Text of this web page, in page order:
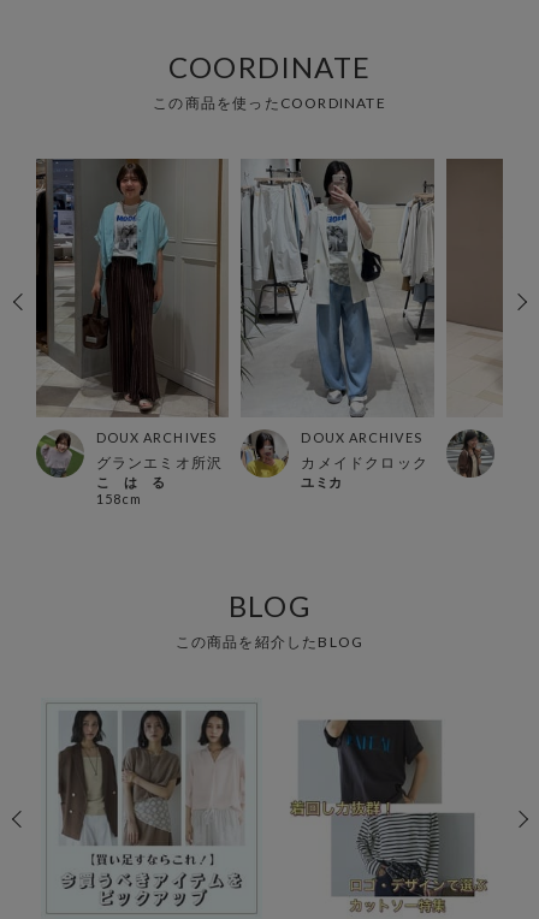
COORDINATE
この商品を使ったCOORDINATE
DOUX ARCHIVES
グランエミオ所沢
こ は る
158cm
DOUX ARCHIVES
カメイドクロック
ユミカ
BLOG
この商品を紹介したBLOG